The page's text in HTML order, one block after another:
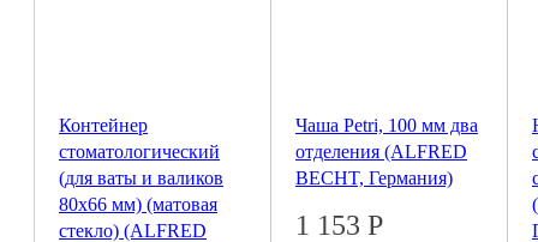
Контейнер
стоматологический
(для ваты и валиков
80х66 мм) (матовая
стекло) (ALFRED
Чаша Petri, 100 мм два
отделения (ALFRED
BECHT, Германия)
1 153 Р